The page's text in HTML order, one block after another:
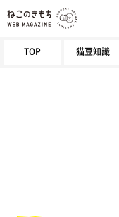
TOP 猫豆知識